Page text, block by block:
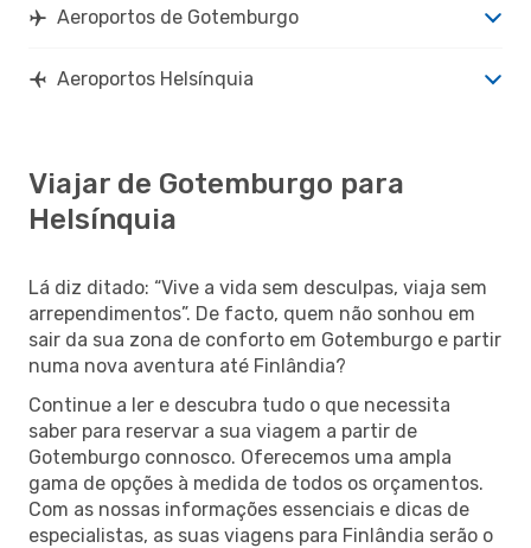
Aeroportos de Gotemburgo
Aeroportos Helsínquia
Viajar de Gotemburgo para
Helsínquia
Lá diz ditado: “Vive a vida sem desculpas, viaja sem
arrependimentos”. De facto, quem não sonhou em
sair da sua zona de conforto em Gotemburgo e partir
numa nova aventura até Finlândia?
Continue a ler e descubra tudo o que necessita
saber para reservar a sua viagem a partir de
Gotemburgo connosco. Oferecemos uma ampla
gama de opções à medida de todos os orçamentos.
Com as nossas informações essenciais e dicas de
especialistas, as suas viagens para Finlândia serão o